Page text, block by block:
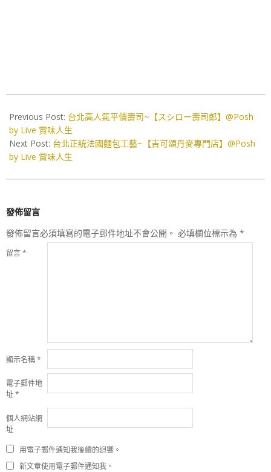
03-
12
Previous Post: 台北高人氣平價壽司~【スシロー壽司郎】@Posh
by Live 賞味人生
Next Post: 台北正統法國麵包工藝~【吉可頌丹麥專門店】@Posh
by Live 賞味人生
發佈留言
發佈留言必須填寫的電子郵件地址不會公開。 必填欄位標示為 *
留言*
顯示名稱*
電子郵件地
址*
個人網站網
址
用電子郵件通知我後續的迴響。
新文章使用電子郵件通知我。